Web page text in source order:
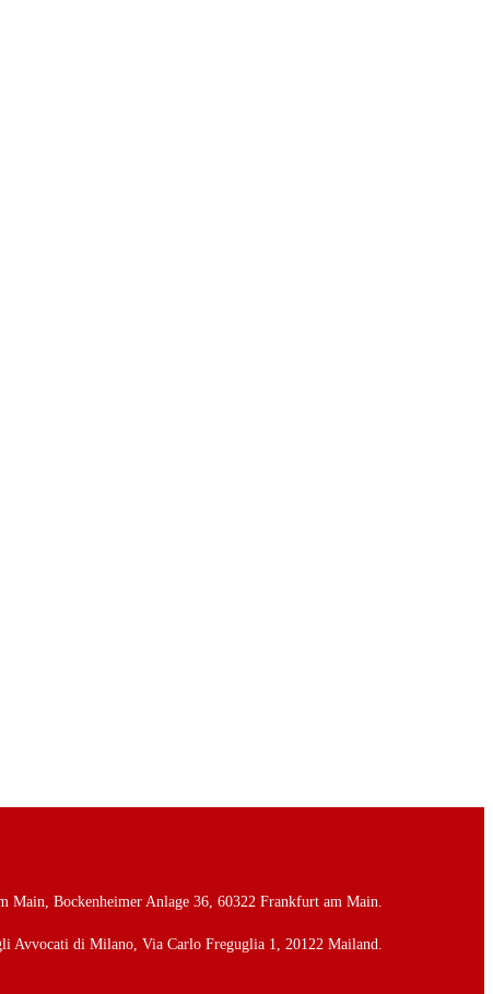
Main, Bockenheimer Anlage 36, 60322 Frankfurt am Main.
Avvocati di Milano, Via Carlo Freguglia 1, 20122 Mailand.